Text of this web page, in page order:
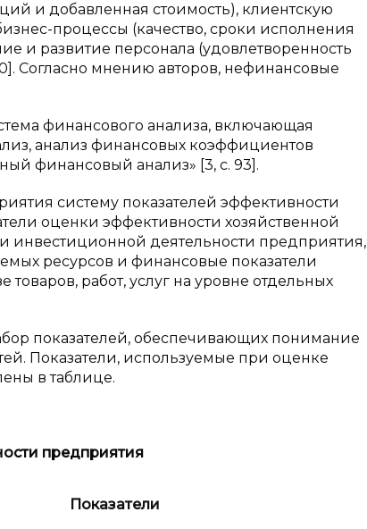
и добавленная стоимость), клиентскую
процессы (качество, сроки исполнения
и развитие персонала (удовлетворенность
Согласно мнению авторов, нефинансовые
финансового анализа, включающая
анализ финансовых коэффициентов
финансовый анализ» [3, с. 93].
систему показателей эффективности
оценки эффективности хозяйственной
инвестиционной деятельности предприятия,
ресурсов и финансовые показатели
работ, услуг на уровне отдельных
показателей, обеспечивающих понимание
Показатели, используемые при оценке
в таблице.
предприятия
Показатели